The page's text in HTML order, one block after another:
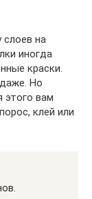
на
иногда
краски.
Но
этого вам
клей или